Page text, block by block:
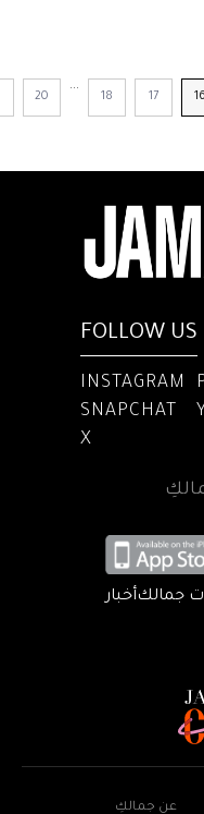
16
17
18
...
20
FOLLOW US
INSTAGRAM
SNAPCHAT
X
جمالكأخبار
عن جمالكِ